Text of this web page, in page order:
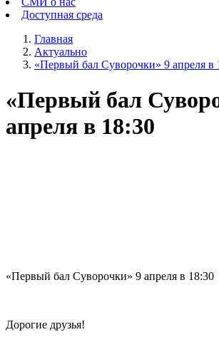
Доступная среда
Главная
Актуально
«Первый бал Суворочки» 9 апреля в
«Первый бал
апреля в 18:30
«Первый бал Суворочки» 9 апреля в 18:30
Дорогие друзья!